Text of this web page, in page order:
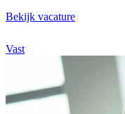
Bekijk vacature
Vast